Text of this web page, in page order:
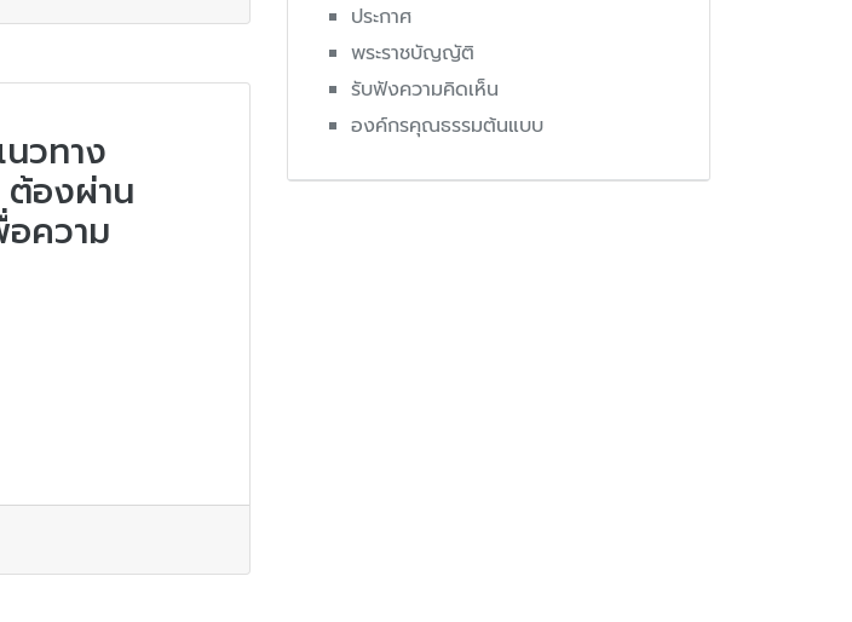
วทาง
ต้องผ่าน
ความ
ประกาศ
พระราชบัญญัติ
รับฟังความคิดเห็น
องค์กรคุณธรรมต้นแบบ